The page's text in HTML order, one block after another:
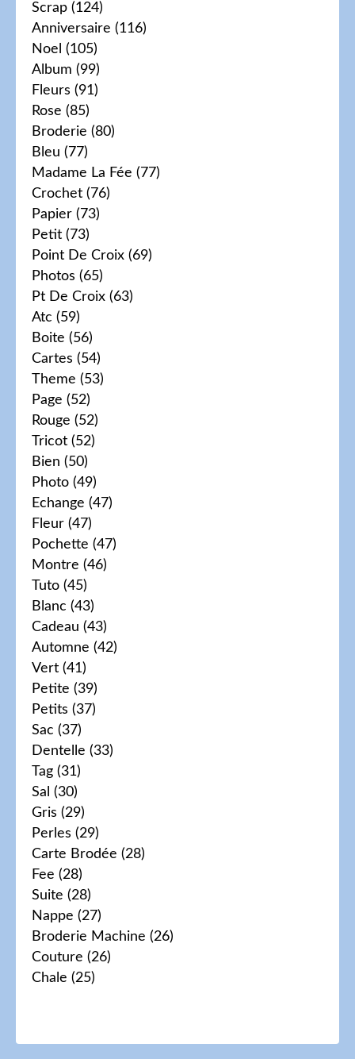
Scrap (124)
Anniversaire (116)
Noel (105)
Album (99)
Fleurs (91)
Rose (85)
Broderie (80)
Bleu (77)
Madame La Fée (77)
Crochet (76)
Papier (73)
Petit (73)
Point De Croix (69)
Photos (65)
Pt De Croix (63)
Atc (59)
Boite (56)
Cartes (54)
Theme (53)
Page (52)
Rouge (52)
Tricot (52)
Bien (50)
Photo (49)
Echange (47)
Fleur (47)
Pochette (47)
Montre (46)
Tuto (45)
Blanc (43)
Cadeau (43)
Automne (42)
Vert (41)
Petite (39)
Petits (37)
Sac (37)
Dentelle (33)
Tag (31)
Sal (30)
Gris (29)
Perles (29)
Carte Brodée (28)
Fee (28)
Suite (28)
Nappe (27)
Broderie Machine (26)
Couture (26)
Chale (25)